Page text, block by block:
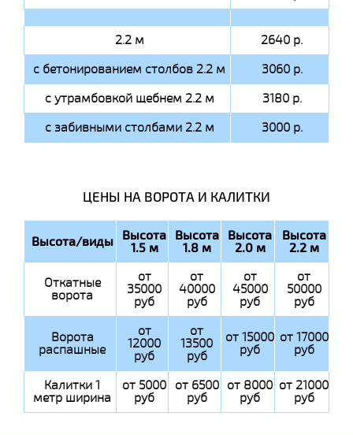
2.2 м
2640 р.
с бетонированием столбов 2.2 м
3060 р.
с утрамбовкой щебнем 2.2 м
3180 р.
с забивными столбами 2.2 м
3000 р.
ЦЕНЫ НА ВОРОТА И КАЛИТКИ
Высота/виды Высота
1.5 м
Высота
1.8 м
Высота
2.0 м
Высота
2.2 м
Откатные
ворота
от
35000
руб
от
40000
руб
от
45000
руб
от
50000
руб
Ворота
распашные
от
12000
руб
от
13500
руб
от 15000
руб
от 17000
руб
Калитки 1
метр ширина
от 5000
руб
от 6500
руб
от 8000
руб
от 21000
руб